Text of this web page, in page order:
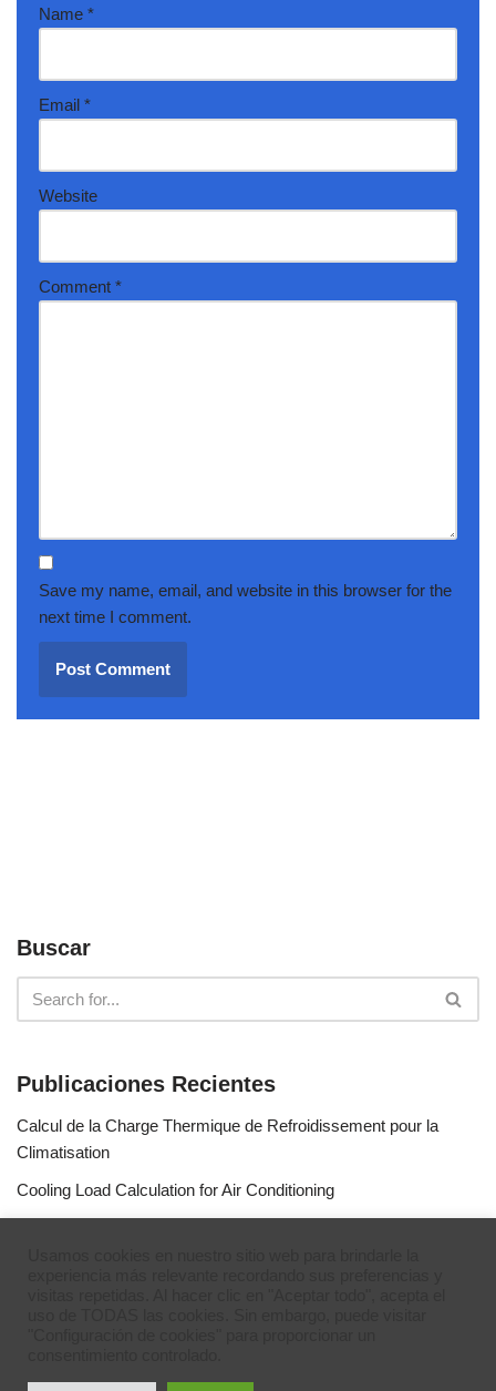
Name *
Email *
Website
Comment *
Save my name, email, and website in this browser for the
next time I comment.
Buscar
Publicaciones Recientes
Calcul de la Charge Thermique de Refroidissement pour la
Climatisation
Cooling Load Calculation for Air Conditioning